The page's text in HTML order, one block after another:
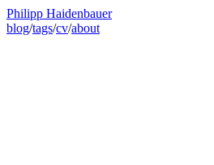
Philipp Haidenbauer
blog/tags/cv/about